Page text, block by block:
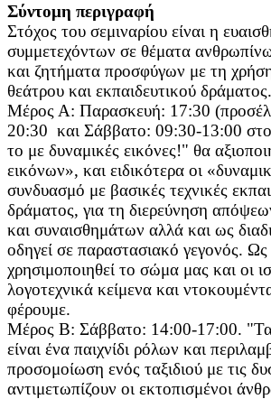
Σύντομη περιγραφή
Στόχος του σεμιναρίου είναι η
συμμετεχόντων σε θέματα
και ζητήματα προσφύγων με τη
θεάτρου και εκπαιδευτικού δράματος.
Μέρος Α: Παρασκευή: 17:30
20:30 και Σάββατο: 09:30-13:00 στο
το με δυναμικές εικόνες!" θα
εικόνων», και ειδικότερα οι
συνδυασμό με βασικές τεχνικές
δράματος, για τη διερεύνηση
και συναισθημάτων αλλά και ως
οδηγεί σε παραστασιακό γεγονός.
χρησιμοποιηθεί το σώμα μας και οι
λογοτεχνικά κείμενα και
φέρουμε.
Μέρος Β: Σάββατο: 14:00-17:00.
είναι ένα παιχνίδι ρόλων και
προσομοίωση ενός ταξιδιού με τις
αντιμετωπίζουν οι εκτοπισμένοι